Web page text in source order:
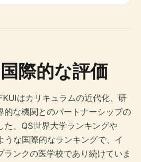
際的な評価
はカリキュラムの近代化、研
的な機関とのパートナーシップの
た。QS世界大学ランキングや
うな国際的なランキングで、イ
ランクの医学校であり続けていま